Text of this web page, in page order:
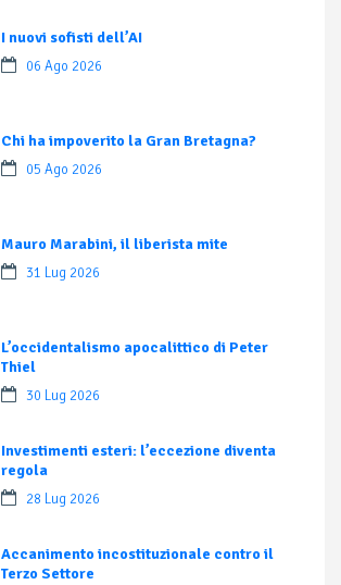
I nuovi sofisti dell’AI
06 Ago 2026
Chi ha impoverito la Gran Bretagna?
05 Ago 2026
Mauro Marabini, il liberista mite
31 Lug 2026
L’occidentalismo apocalittico di Peter
Thiel
30 Lug 2026
Investimenti esteri: l’eccezione diventa
regola
28 Lug 2026
Accanimento incostituzionale contro il
Terzo Settore